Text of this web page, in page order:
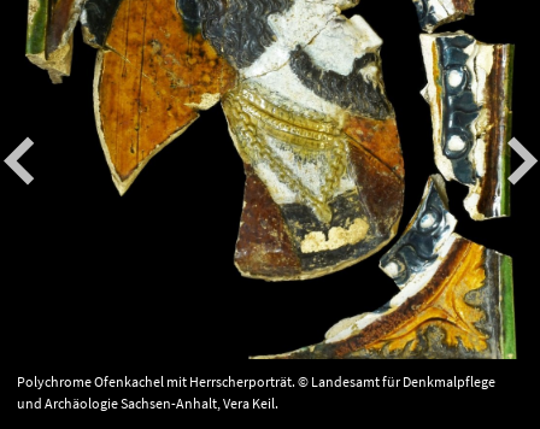
Polychrome Ofenkachel mit Herrscherporträt. © Landesamt für Denkmalpflege
und Archäologie Sachsen-Anhalt, Vera Keil.